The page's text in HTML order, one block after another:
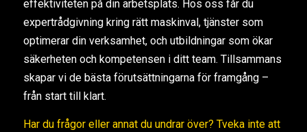
effektiviteten på din arbetsplats. Hos oss får du
expertrådgivning kring rätt maskinval, tjänster som
optimerar din verksamhet, och utbildningar som ökar
säkerheten och kompetensen i ditt team. Tillsammans
skapar vi de bästa förutsättningarna för framgång –
från start till klart.
Har du frågor eller annat du undrar över? Tveka inte att